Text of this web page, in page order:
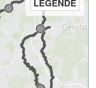
LEGENDE